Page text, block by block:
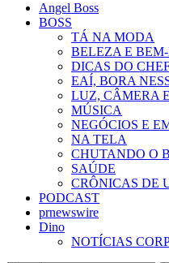
Angel Boss
BOSS
TÁ NA MODA
BELEZA E
DICAS DO
EAÍ, BORA
LUZ, CÂMERA
MÚSICA
NEGÓCIOS E
NA TELA
CHUTANDO O
SAÚDE
CRÔNICAS DE
PODCAST
prnewswire
Dino
NOTÍCIAS